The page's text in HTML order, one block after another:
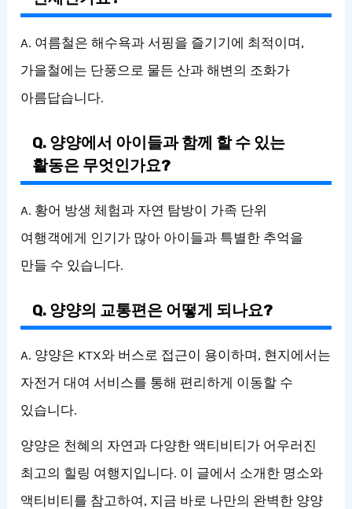
A. 여름철은 해수욕과 서핑을 즐기기에 최적이며,
가을철에는 단풍으로 물든 산과 해변의 조화가
아름답습니다.
Q. 양양에서 아이들과 함께 할 수 있는
활동은 무엇인가요?
A. 황어 방생 체험과 자연 탐방이 가족 단위
여행객에게 인기가 많아 아이들과 특별한 추억을
만들 수 있습니다.
Q. 양양의 교통편은 어떻게 되나요?
A. 양양은 KTX와 버스로 접근이 용이하며, 현지에서는
자전거 대여 서비스를 통해 편리하게 이동할 수
있습니다.
양양은 천혜의 자연과 다양한 액티비티가 어우러진
최고의 힐링 여행지입니다. 이 글에서 소개한 명소와
액티비티를 참고하여, 지금 바로 나만의 완벽한 양양